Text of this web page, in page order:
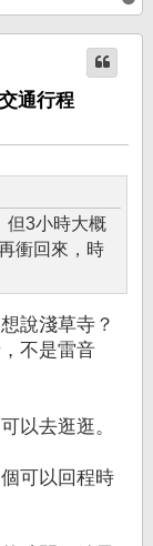
頂
端
通行程
但3小時大概
衝回來，時
說淺草寺？
不是雷音
以去逛逛。
可以回程時